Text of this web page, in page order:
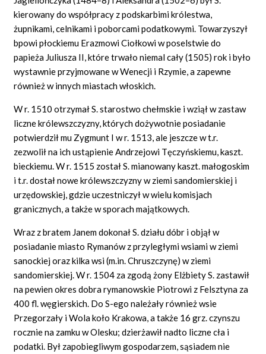
kierowany do współpracy z podskarbimi królestwa,
żupnikami, celnikami i poborcami podatkowymi. Towarzyszył
bpowi płockiemu Erazmowi Ciołkowi w poselstwie do
papieża Juliusza II, które trwało niemal cały (1505) rok i było
wystawnie przyjmowane w Wenecji i Rzymie, a zapewne
również w innych miastach włoskich.
W r. 1510 otrzymał S. starostwo chełmskie i wziął w zastaw
liczne królewszczyzny, których dożywotnie posiadanie
potwierdził mu Zygmunt I w r. 1513, ale jeszcze w t.r.
zezwolił na ich ustąpienie Andrzejowi Tęczyńskiemu, kaszt.
bieckiemu. W r. 1515 został S. mianowany kaszt. małogoskim
i t.r. dostał nowe królewszczyzny w ziemi sandomierskiej i
urzędowskiej, gdzie uczestniczył w wielu komisjach
granicznych, a także w sporach majątkowych.
Wraz z bratem Janem dokonał S. działu dóbr i objął w
posiadanie miasto Rymanów z przyległymi wsiami w ziemi
sanockiej oraz kilka wsi (m.in. Chruszczynę) w ziemi
sandomierskiej. W r. 1504 za zgodą żony Elżbiety S. zastawił
na pewien okres dobra rymanowskie Piotrowi z Felsztyna za
400 fl. węgierskich. Do S-ego należały również wsie
Przegorzały i Wola koło Krakowa, a także 16 grz. czynszu
rocznie na zamku w Olesku; dzierżawił nadto liczne cła i
podatki. Był zapobiegliwym gospodarzem, sąsiadem nie